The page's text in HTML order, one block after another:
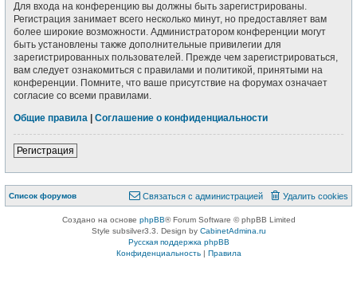
Для входа на конференцию вы должны быть зарегистрированы.
Регистрация занимает всего несколько минут, но предоставляет вам
более широкие возможности. Администратором конференции могут
быть установлены также дополнительные привилегии для
зарегистрированных пользователей. Прежде чем зарегистрироваться,
вам следует ознакомиться с правилами и политикой, принятыми на
конференции. Помните, что ваше присутствие на форумах означает
согласие со всеми правилами.
Общие правила
Соглашение о конфиденциальности
Регистрация
Список форумов Удалить cookies
Связаться с администрацией
Создано на основе phpBB® Forum Software © phpBB Limited
Style subsilver3.3. Design by CabinetAdmina.ru
Русская поддержка phpBB
Конфиденциальность| Правила